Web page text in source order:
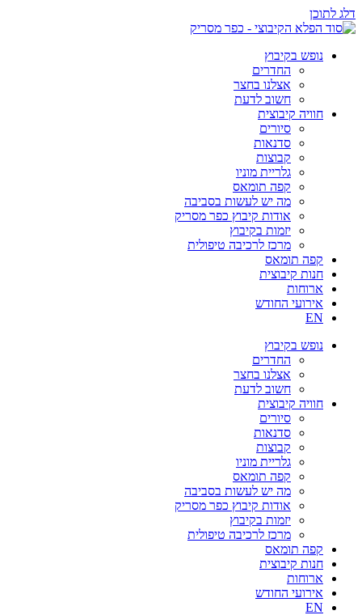
דלג לתוכן
נופש בקיבוץ
החדרים
אצלנו בחצר
חשוב לדעת
חוויה קיבוצית
סיורים
סדנאות
קבוצות
גלריית מוניו
קפה תומאס
מה יש לעשות בסביבה
אודות קיבוץ כפר מסריק
יזמות בקיבוץ
מרכז לרכיבה טיפולית
קפה תומאס
חנות קיבוצית
ארוחות
אירועי החודש
EN
נופש בקיבוץ
החדרים
אצלנו בחצר
חשוב לדעת
חוויה קיבוצית
סיורים
סדנאות
קבוצות
גלריית מוניו
קפה תומאס
מה יש לעשות בסביבה
אודות קיבוץ כפר מסריק
יזמות בקיבוץ
מרכז לרכיבה טיפולית
קפה תומאס
חנות קיבוצית
ארוחות
אירועי החודש
EN